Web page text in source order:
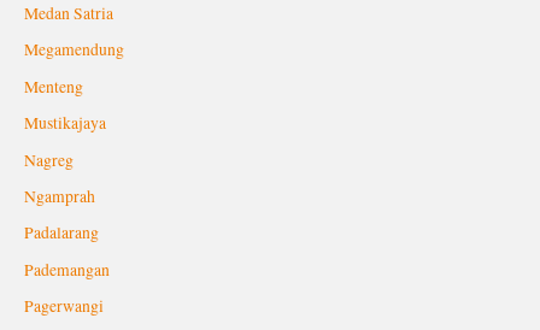
Medan Satria
Megamendung
Menteng
Mustikajaya
Nagreg
Ngamprah
Padalarang
Pademangan
Pagerwangi